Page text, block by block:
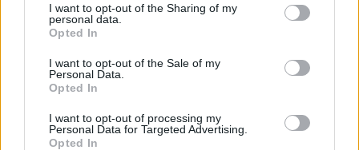
I want to opt-out of the Sharing of my
personal data.
Opted In
I want to opt-out of the Sale of my
Personal Data.
Opted In
I want to opt-out of processing my
Personal Data for Targeted Advertising.
Opted In
ΣΑΝΤΟΡΙΝΗ
Πλήρης απασχόληση
Guest Experience Agent | Vedema, A Luxury
Collection Resort